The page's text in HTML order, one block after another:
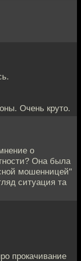
Очень круто.
о
Она была
мошенницей"
ситуация та
прокачивание